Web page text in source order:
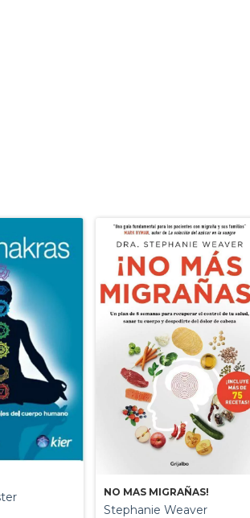
NO MAS MIGRAÑAS!
Stephanie Weaver